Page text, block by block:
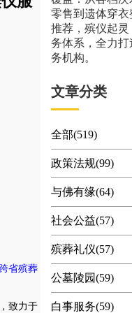
省殡葬
致力于
零售到遗体穿
推荐，殡仪起
务体系，全力
务机构。
文章分类
全部(519)
政策法规(99)
与佛有缘(64)
社会公益(57)
殡葬礼仪(57)
公墓陵园(59)
白事服务(59)